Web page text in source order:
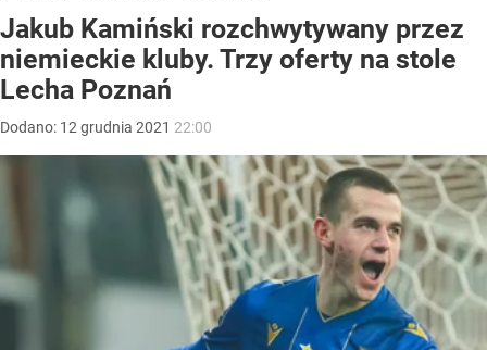
Jakub Kamiński rozchwytywany przez
niemieckie kluby. Trzy oferty na stole
Lecha Poznań
Dodano: 12 grudnia 2021 22:00